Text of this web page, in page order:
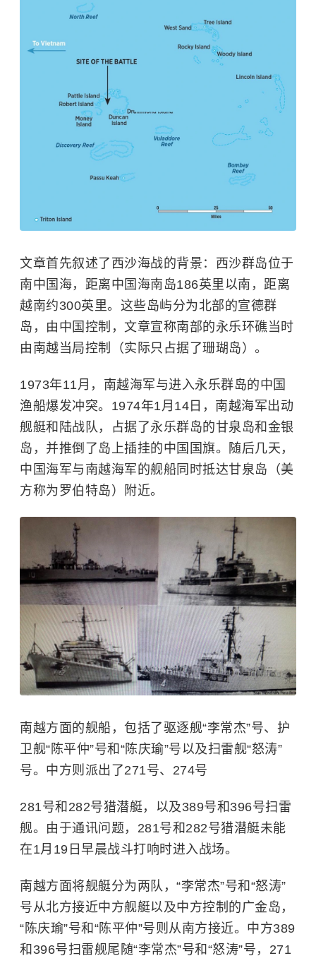
文章首先叙述了西沙海战的背景：西沙群岛位于
南中国海，距离中国海南岛186英里以南，距离
越南约300英里。这些岛屿分为北部的宣德群
岛，由中国控制，文章宣称南部的永乐环礁当时
由南越当局控制（实际只占据了珊瑚岛）。
1973年11月，南越海军与进入永乐群岛的中国
渔船爆发冲突。1974年1月14日，南越海军出动
舰艇和陆战队，占据了永乐群岛的甘泉岛和金银
岛，并推倒了岛上插挂的中国国旗。随后几天，
中国海军与南越海军的舰船同时抵达甘泉岛（美
方称为罗伯特岛）附近。
南越方面的舰船，包括了驱逐舰“李常杰”号、护
卫舰“陈平仲”号和“陈庆瑜”号以及扫雷舰“怒涛”
号。中方则派出了271号、274号
281号和282号猎潜艇，以及389号和396号扫雷
舰。由于通讯问题，281号和282号猎潜艇未能
在1月19日早晨战斗打响时进入战场。
南越方面将舰艇分为两队，“李常杰”号和“怒涛”
号从北方接近中方舰艇以及中方控制的广金岛，
“陈庆瑜”号和“陈平仲”号则从南方接近。中方389
和396号扫雷舰尾随“李常杰”号和“怒涛”号，271